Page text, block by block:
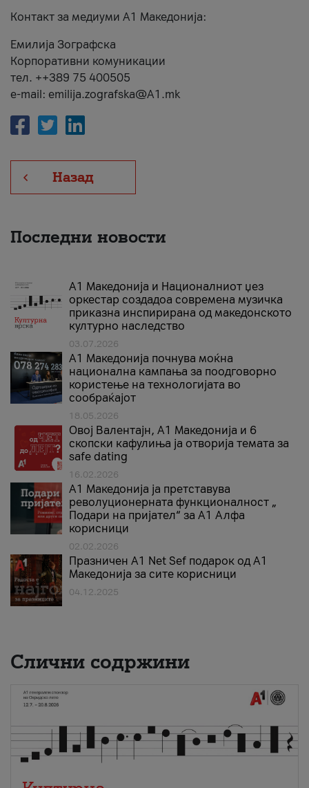
Контакт за медиуми А1 Македонија:
Емилија Зографска
Корпоративни комуникации
тел. ++389 75 400505
e-mail: emilija.zografska@A1.mk
Назад
Последни новости
А1 Македонија и Националниот џез
оркестар создадоа современа музичка
приказна инспирирана од македонското
културно наследство
03.07.2026
A1 Македонија почнува моќна
национална кампања за поодговорно
користење на технологијата во
сообраќајот
18.05.2026
Овој Валентајн, A1 Македонија и 6
скопски кафулиња ја отворија темата за
safe dating
16.02.2026
А1 Македонија ја претставува
револуционерната функционалност „
Подари на пријател“ за А1 Алфа
корисници
02.02.2026
Празничен A1 Net Sеf подарок од А1
Македонија за сите корисници
04.12.2025
Слични содржини